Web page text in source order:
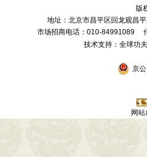
版
地址：北京市昌平区回龙观昌
市场招商电话：010-84991089
技术支持：全球
京公
网